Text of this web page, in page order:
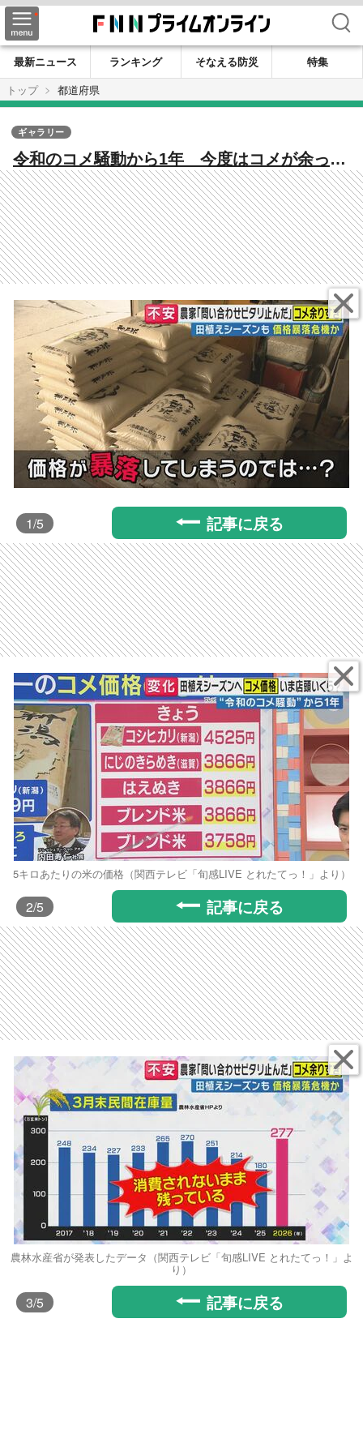
検索
最新ニュース ランキング そなえる防災
特集
トップ
都道府県
令和のコメ騒動から1年 今度はコメが余って
いる...去年の「コメ不足」から一転 コメ農
家３重苦「需要減」「燃料費高騰」「袋代高
騰」
ギャラリー
1/5 記事に戻る
5キロあたりの米の価格（関西テレビ「旬感LIVE とれたてっ！」より）
2/5 記事に戻る
農林水産省が発表したデータ（関西テレビ「旬感LIVE とれたてっ！」よ
り）
3/5 記事に戻る